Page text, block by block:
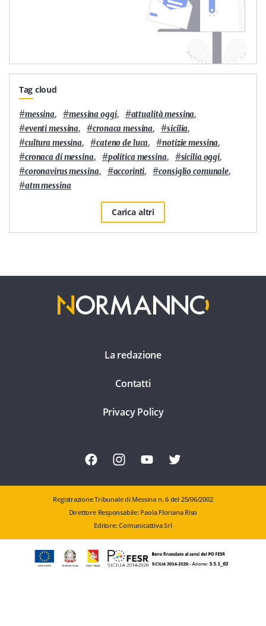
Tag cloud
#messina, #messina oggi, #attualità messina,
#eventi messina, #cronaca messina, #sicilia,
#cultura messina, #cateno de luca, #notizie messina,
#cronaca di messina, #politica messina, #sicilia oggi,
#coronavirus messina, #accorinti, #consiglio comunale,
#atm messina
Carica altri
La redazione
Contatti
Privacy Policy
Registrazione Tribunale di Messina n. 6 del 25/06/2002
Direttore Responsabile: Paola Floriana Riso
Editore: Comunicattiva Srl